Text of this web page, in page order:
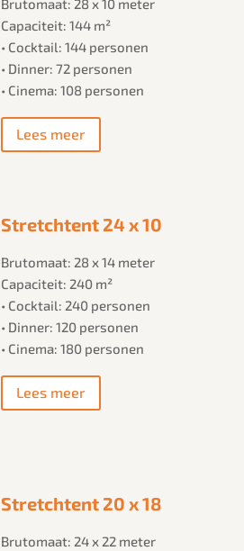
Brutomaat: 28 x 10 meter
Capaciteit: 144 m²
• Cocktail: 144 personen
• Dinner: 72 personen
• Cinema: 108 personen
Lees meer
Stretchtent 24 x 10
Brutomaat: 28 x 14 meter
Capaciteit: 240 m²
• Cocktail: 240 personen
• Dinner: 120 personen
• Cinema: 180 personen
Lees meer
Stretchtent 20 x 18
Brutomaat: 24 x 22 meter